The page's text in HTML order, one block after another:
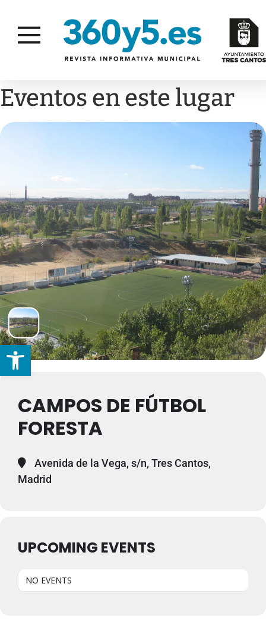
Abrir barra de herramientas
Eventos en este lugar
CAMPOS DE FÚTBOL
FORESTA
Avenida de la Vega, s/n, Tres Cantos,
Madrid
UPCOMING EVENTS
NO EVENTS